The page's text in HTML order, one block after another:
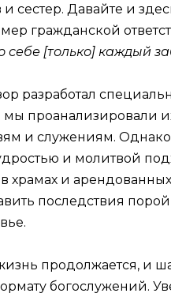
и сестер. Давайте и
гражданской
себе [только] каждый
разработал
проанализировали
и служениям. Однако
и молитвой
храмах и
последствия
продолжается, и
богослужений.